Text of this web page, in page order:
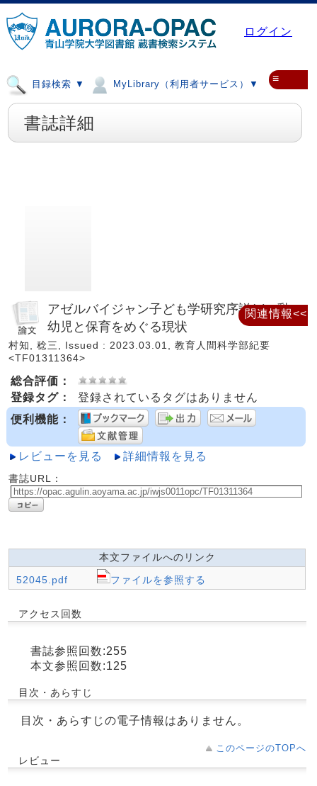
ログイン
目録検索 ▼ MyLibrary（利用者サービス）▼ ≡
書誌詳細
アゼルバイジャン子ども学研究序説(2) : 乳
幼児と保育をめぐる現状
村知, 稔三, Issued : 2023.03.01, 教育人間科学部紀要
<TF01311364>
総合評価：
登録タグ：
登録されているタグはありません
便利機能：
レビューを見る 詳細情報を見る
書誌URL：
本文ファイルへのリンク
52045.pdf
ファイルを参照する
アクセス回数
書誌参照回数:255
本文参照回数:125
目次・あらすじ
目次・あらすじの電子情報はありません。
このページのTOPへ
レビュー
関連情報<<